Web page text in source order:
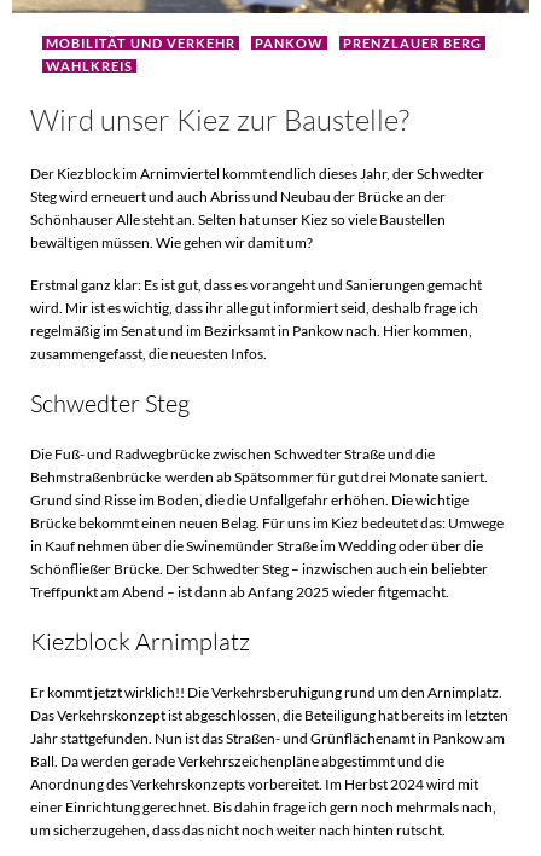
MOBILITÄT UND VERKEHR PANKOW
PRENZLAUER BERG
WAHLKREIS
Wird unser Kiez zur Baustelle?
Der Kiezblock im Arnimviertel kommt endlich dieses Jahr, der Schwedter
Steg wird erneuert und auch Abriss und Neubau der Brücke an der
Schönhauser Alle steht an. Selten hat unser Kiez so viele Baustellen
bewältigen müssen. Wie gehen wir damit um?
Erstmal ganz klar: Es ist gut, dass es vorangeht und Sanierungen gemacht
wird. Mir ist es wichtig, dass ihr alle gut informiert seid, deshalb frage ich
regelmäßig im Senat und im Bezirksamt in Pankow nach. Hier kommen,
zusammengefasst, die neuesten Infos.
Schwedter Steg
Die Fuß- und Radwegbrücke zwischen Schwedter Straße und die
Behmstraßenbrücke werden ab Spätsommer für gut drei Monate saniert.
Grund sind Risse im Boden, die die Unfallgefahr erhöhen. Die wichtige
Brücke bekommt einen neuen Belag. Für uns im Kiez bedeutet das: Umwege
in Kauf nehmen über die Swinemünder Straße im Wedding oder über die
Schönfließer Brücke. Der Schwedter Steg – inzwischen auch ein beliebter
Treffpunkt am Abend – ist dann ab Anfang 2025 wieder fitgemacht.
Kiezblock Arnimplatz
Er kommt jetzt wirklich!! Die Verkehrsberuhigung rund um den Arnimplatz.
Das Verkehrskonzept ist abgeschlossen, die Beteiligung hat bereits im letzten
Jahr stattgefunden. Nun ist das Straßen- und Grünflächenamt in Pankow am
Ball. Da werden gerade Verkehrszeichenpläne abgestimmt und die
Anordnung des Verkehrskonzepts vorbereitet. Im Herbst 2024 wird mit
einer Einrichtung gerechnet. Bis dahin frage ich gern noch mehrmals nach,
um sicherzugehen, dass das nicht noch weiter nach hinten rutscht.